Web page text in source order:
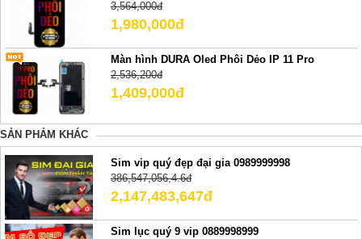
3,564,000đ
1,980,000đ
Màn hình DURA Oled Phôi Dẻo IP 11 Pro
2,536,200đ
1,409,000đ
SẢN PHẢM KHÁC
Sim vip quý đẹp đại gia 0989999998
386,547,056,4.6đ
2,147,483,647đ
Sim lục quý 9 vip 0889998999